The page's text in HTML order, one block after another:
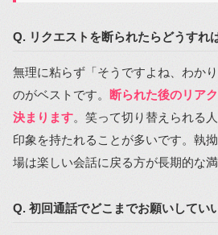
Q. リクエストを断られたらどうすれ
無理に粘らず「そうですよね、わか
のがベストです。
断られた後のリア
決まります。笑って切り替えられる
印象を持たれることが多いです。執
場は楽しい会話に戻る方が長期的な
Q. 初回通話でどこまでお願いしてい